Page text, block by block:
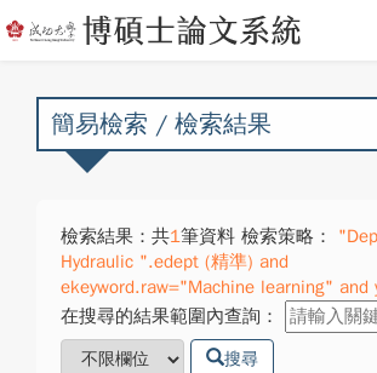
簡易檢索 / 檢索結果
檢索結果：共1筆資料 檢索策略：
Hydraulic ".edept (精準) and
ekeyword.raw="Machine learning"
在搜尋的結果範圍內查詢：
搜尋